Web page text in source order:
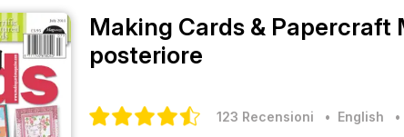
Making Cards & Papercraft
posteriore
123 Recensioni • English •